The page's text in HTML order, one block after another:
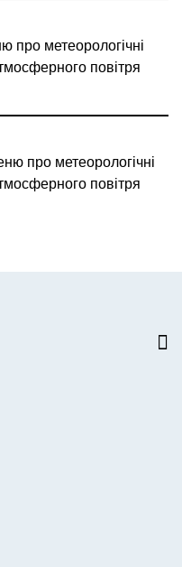
про метеорологічні
повітря
про метеорологічні
повітря